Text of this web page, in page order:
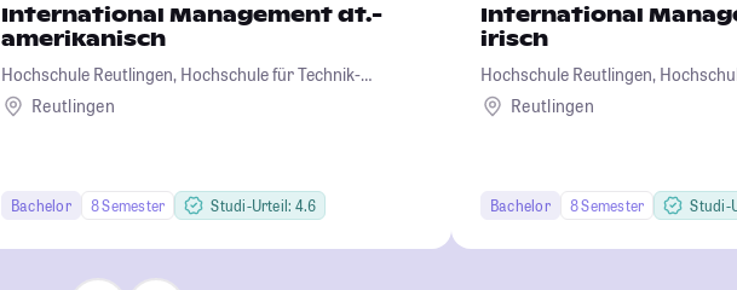
International Management dt.-
amerikanisch
Hochschule Reutlingen, Hochschule für Technik-
Wirtschaft-Informatik-Design
Reutlingen
Bachelor 8 Semester Studi-Urteil: 4.6
International
irisch
Hochschule Reutlingen,
Wirtschaft-Informatik-Design
Reutlingen
Bachelor 8 Semester Studi-